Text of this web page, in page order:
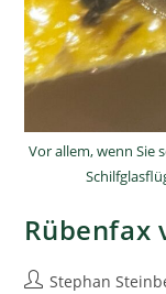
Vor allem, wenn Sie
Rübenfax
Stephan